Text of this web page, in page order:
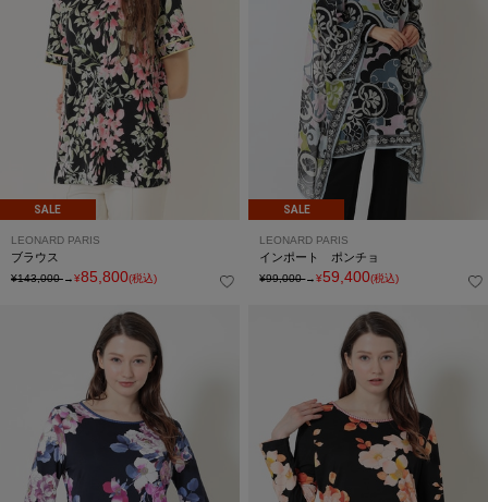
SALE
LEONARD PARIS
ブラウス
¥143,000→¥85,800(税込)
SALE
LEONARD PARIS
インポート ポンチョ
¥99,000→¥59,400(税込)